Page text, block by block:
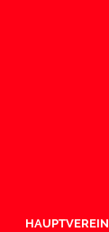
HAUPTVEREIN